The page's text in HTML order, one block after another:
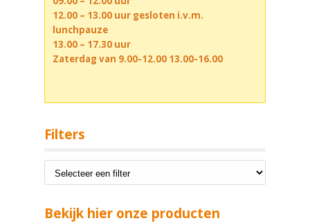
12.00 – 13.00 uur gesloten i.v.m.
lunchpauze
13.00 – 17.30 uur
Zaterdag van 9.00-12.00 13.00-16.00
Filters
Bekijk hier onze producten